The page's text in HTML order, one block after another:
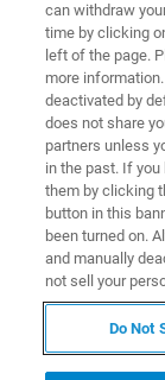
「N,N-ジメ
導入するこ
性が5分の1
お問い合
ライブラ
製品情報
can withdraw
time by clicking
left of the page.
more
deactivated by
does not share
partners unless
in the past. If
them by clicking
button in this
been turned on.
and manually
not sell your
Do Not